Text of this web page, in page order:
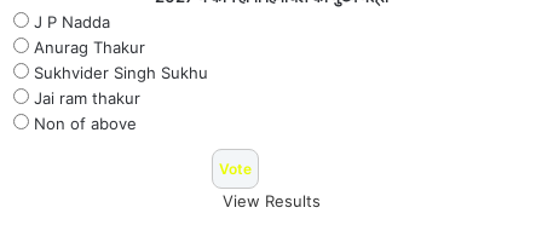
J P Nadda
Anurag Thakur
Sukhvider Singh Sukhu
Jai ram thakur
Non of above
View Results